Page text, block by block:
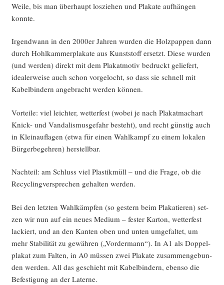
Wei­le, bis man über­haupt los­zie­hen und Pla­ka­te auf­hän­gen
konnte.
Irgend­wann in den 2000er Jah­ren wur­den die Holz­pap­pen dann
durch Hohl­kam­mer­pla­ka­te aus Kunst­stoff ersetzt. Die­se wur­den
(und wer­den) direkt mit dem Pla­kat­mo­tiv bedruckt gelie­fert,
idea­ler­wei­se auch schon vor­ge­locht, so dass sie schnell mit
Kabel­bin­dern ange­bracht wer­den können.
Vor­tei­le: viel leich­ter, wet­ter­fest (wobei je nach Pla­kat­mach­art
Knick- und Van­da­lis­mus­ge­fahr besteht), und recht güns­tig auch
in Klein­auf­la­gen (etwa für einen Wahl­kampf zu einem loka­len
Bür­ger­be­geh­ren) herstellbar.
Nach­teil: am Schluss viel Plas­tik­müll – und die Fra­ge, ob die
Recy­cling­ver­spre­chen gehal­ten werden.
Bei den letz­ten Wahl­kämp­fen (so ges­tern beim Pla­ka­tie­ren) set­
zen wir nun auf ein neu­es Medi­um – fes­ter Kar­ton, wet­ter­fest
lackiert, und an den Kan­ten oben und unten umge­fal­tet, um
mehr Sta­bi­li­tät zu gewäh­ren („Vor­der­mann“). In A1 als Dop­pel­
pla­kat zum Fal­ten, in A0 müs­sen zwei Pla­ka­te zusam­men­ge­bun­
den wer­den. All das geschieht mit Kabel­bin­dern, eben­so die
Befes­ti­gung an der Laterne.